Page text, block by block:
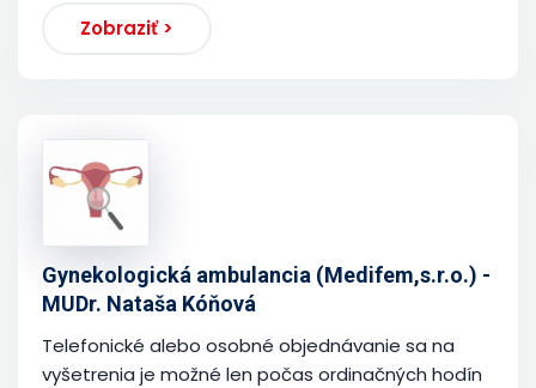
Zobraziť >
Gynekologická ambulancia (Medifem,s.r.o.) -
MUDr. Nataša Kóňová
Telefonické alebo osobné objednávanie sa na
vyšetrenia je možné len počas ordinačných hodín